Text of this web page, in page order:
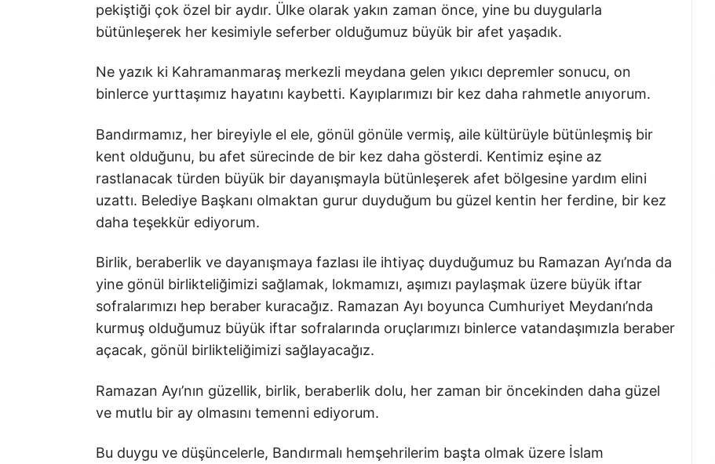
pekiştiği çok özel bir aydır. Ülke olarak yakın zaman önce, yine bu duygularla
bütünleşerek her kesimiyle seferber olduğumuz büyük bir afet yaşadık.
Ne yazık ki Kahramanmaraş merkezli meydana gelen yıkıcı depremler sonucu, on
binlerce yurttaşımız hayatını kaybetti. Kayıplarımızı bir kez daha rahmetle anıyorum.
Bandırmamız, her bireyiyle el ele, gönül gönüle vermiş, aile kültürüyle bütünleşmiş bir
kent olduğunu, bu afet sürecinde de bir kez daha gösterdi. Kentimiz eşine az
rastlanacak türden büyük bir dayanışmayla bütünleşerek afet bölgesine yardım elini
uzattı. Belediye Başkanı olmaktan gurur duyduğum bu güzel kentin her ferdine, bir kez
daha teşekkür ediyorum.
Birlik, beraberlik ve dayanışmaya fazlası ile ihtiyaç duyduğumuz bu Ramazan Ayı’nda da
yine gönül birlikteliğimizi sağlamak, lokmamızı, aşımızı paylaşmak üzere büyük iftar
sofralarımızı hep beraber kuracağız. Ramazan Ayı boyunca Cumhuriyet Meydanı’nda
kurmuş olduğumuz büyük iftar sofralarında oruçlarımızı binlerce vatandaşımızla beraber
açacak, gönül birlikteliğimizi sağlayacağız.
Ramazan Ayı’nın güzellik, birlik, beraberlik dolu, her zaman bir öncekinden daha güzel
ve mutlu bir ay olmasını temenni ediyorum.
Bu duygu ve düşüncelerle, Bandırmalı hemşehrilerim başta olmak üzere İslam